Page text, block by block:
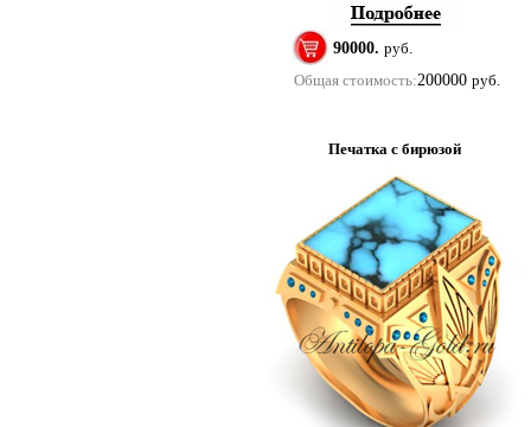
90000. руб.
Общая стоимость:200000 руб.
Печатка с бирюзой